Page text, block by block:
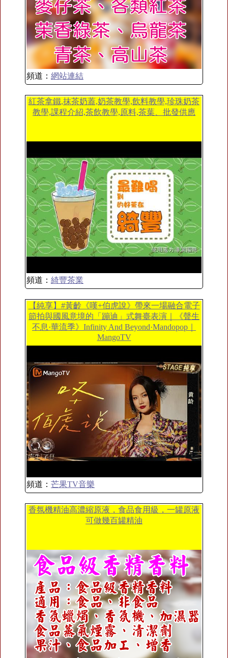
頻道： 網站連結
紅茶拿鐵,抹茶奶蓋,奶茶教學,飲料教學,珍珠奶茶
教學,課程介紹,茶飲教學,原料,茶葉、批發供應
頻道： 綺豐茶業
【純享】#黃齡《嘆+伯虎說》帶來一場融合電子
節拍與國風意境的「蹦迪」式舞臺表演｜《聲生
不息·華流季》Infinity And Beyond·Mandopop｜
MangoTV
頻道： 芒果TV音樂
香氛機精油高濃縮原液，食品食用級，一罐原液
可做幾百罐精油